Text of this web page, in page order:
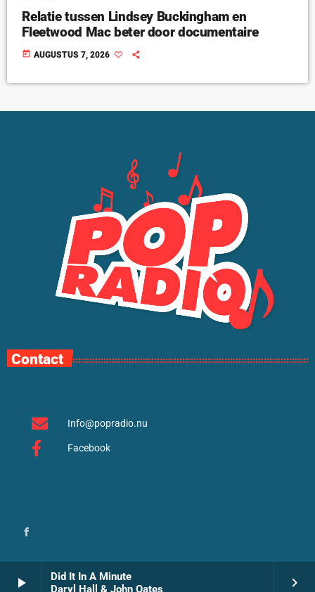
play_arrow
Did It In A Minute
Daryl Hall & John Oates
keyboard_arrow_right
Relatie tussen Lindsey Buckingham en
Fleetwood Mac beter door documentaire
today AUGUSTUS 7, 2026
Contact
Info@popradio.nu
Facebook